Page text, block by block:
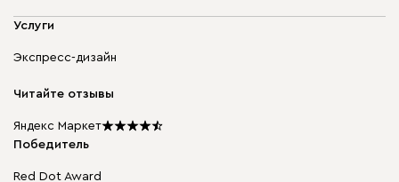
Доставка и оплата
диван.клуб
Карьера
Подарочные сертификаты
Мы в прессе
Мягкая мебель
Бескаркасная мебель
Столы и стулья
Услуги
Экспресс-дизайн
Читайте отзывы
Яндекс Маркет
Победитель
Red Dot Award